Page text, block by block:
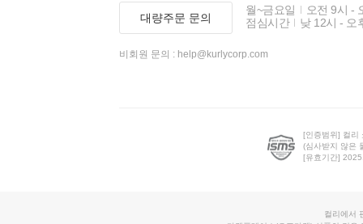
대량주문 문의
월~금요일
오전 9시 -
점심시간
낮 12시 - 오
비회원 문의 : help@kurlycorp.com
[인증범위] 컬리
(심사받지 않은
[유효기간]
컬리에서